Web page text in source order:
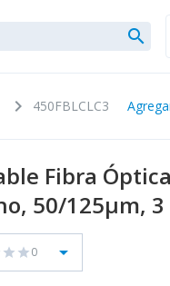
search
chevron_right 450FBLCLC3
Fibra
50/125µm,
star star0 arrow_drop_down